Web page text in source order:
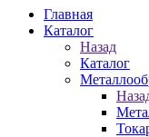
Главная
Каталог
Назад
Каталог